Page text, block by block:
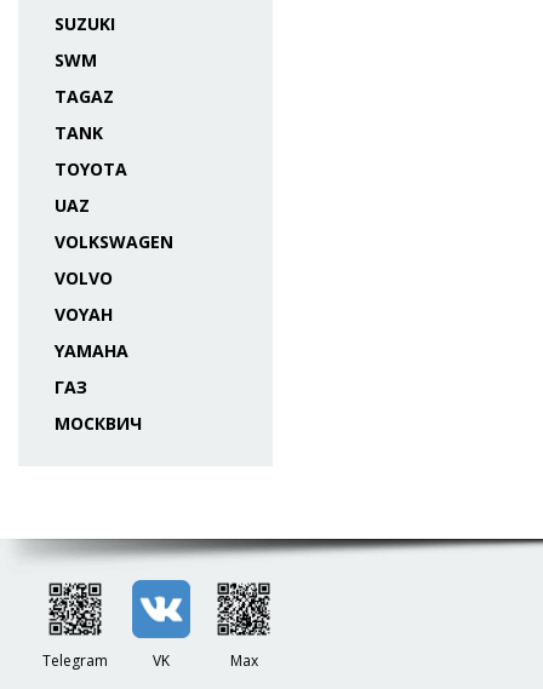
SUZUKI
SWM
TAGAZ
TANK
TOYOTA
UAZ
VOLKSWAGEN
VOLVO
VOYAH
YAMAHA
ГАЗ
МОСКВИЧ
Telegram VK Max